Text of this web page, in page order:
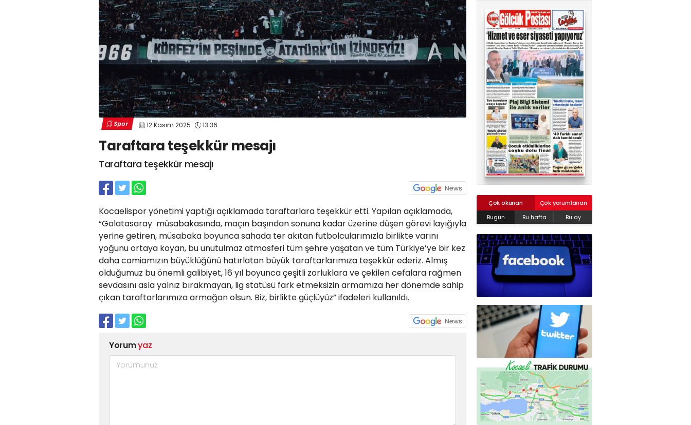
Spor 12 Kasım 2025 13:36
Taraftara teşekkür mesajı
Taraftara teşekkür mesajı
Kocaelispor yönetimi yaptığı açıklamada taraftarlara teşekkür etti. Yapılan açıklamada,
“Galatasaray müsabakasında, maçın başından sonuna kadar üzerine düşen görevi layığıyla
yerine getiren, müsabaka boyunca sahada ter akıtan futbolcularımızla birlikte varını
yoğunu ortaya koyan, bu unutulmaz atmosferi tüm şehre yaşatan ve tüm Türkiye’ye bir kez
daha camiamızın büyüklüğünü hatırlatan büyük taraftarlarımıza teşekkür ederiz. Almış
olduğumuz bu önemli galibiyet, 16 yıl boyunca çeşitli zorluklara ve çekilen cefalara rağmen
sevdasını asla yalnız bırakmayan, lig statüsü fark etmeksizin armamıza her dönemde sahip
çıkan taraftarlarımıza armağan olsun. Biz, birlikte güçlüyüz” ifadeleri kullanıldı.
Yorumyaz
Çok okunan
Çok yorumlanan
Bugün
Bu hafta Bu ay
02624132333
haber@golcukpostasi.com